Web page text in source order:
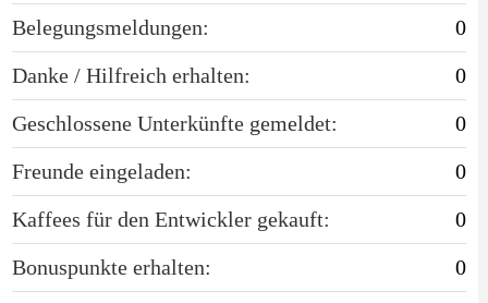
Belegungsmeldungen:
0
Danke / Hilfreich erhalten:
0
Geschlossene Unterkünfte gemeldet:
0
Freunde eingeladen:
0
Kaffees für den Entwickler gekauft:
0
Bonuspunkte erhalten:
0